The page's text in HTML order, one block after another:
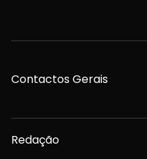
Contactos Gerais
Redação